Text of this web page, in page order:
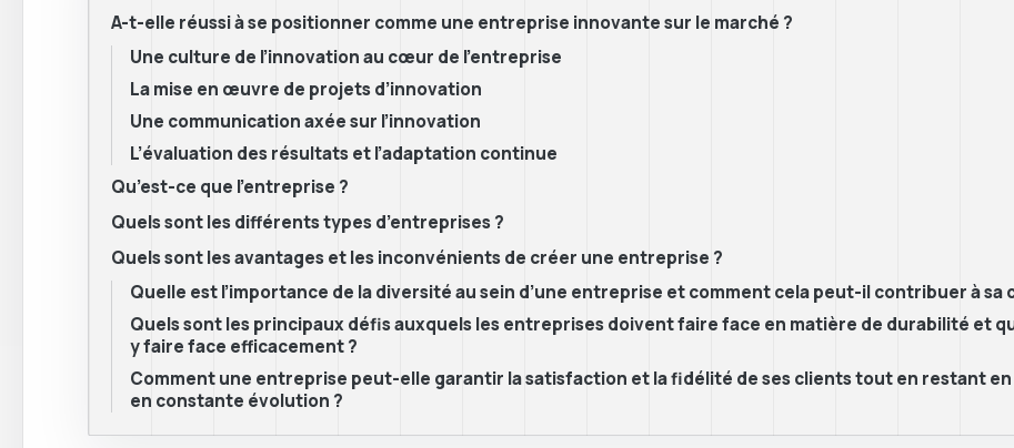
A-t-elle réussi à se positionner comme une entreprise innovante sur le marché ?
Une culture de l’innovation au cœur de l’entreprise
La mise en œuvre de projets d’innovation
Une communication axée sur l’innovation
L’évaluation des résultats et l’adaptation continue
Qu’est-ce que l’entreprise ?
Quels sont les différents types d’entreprises ?
Quels sont les avantages et les inconvénients de créer une entreprise ?
Quelle est l’importance de la diversité au sein d’une entreprise et comment cela peut-il contribuer à sa
Quels sont les principaux défis auxquels les entreprises doivent faire face en matière de durabilité et
y faire face efficacement ?
Comment une entreprise peut-elle garantir la satisfaction et la fidélité de ses clients tout en restant
en constante évolution ?